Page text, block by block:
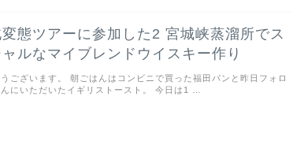
態ツアーに参加した2 宮城峡蒸溜所でス
ルなマイブレンドウイスキー作り
ございます。 朝ごはんはコンビニで買った福田パンと昨日フォロ
にいただいたイギリストースト。 今日は1 …